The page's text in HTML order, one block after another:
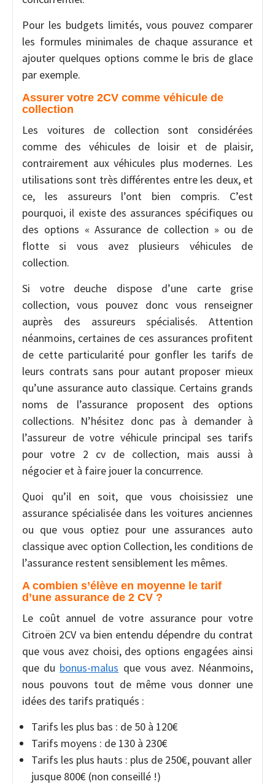
Pour les budgets limités, vous pouvez comparer
les formules minimales de chaque assurance et
ajouter quelques options comme le bris de glace
par exemple.
Assurer votre 2CV comme véhicule de
collection
Les voitures de collection sont considérées
comme des véhicules de loisir et de plaisir,
contrairement aux véhicules plus modernes. Les
utilisations sont très différentes entre les deux, et
ce, les assureurs l’ont bien compris. C’est
pourquoi, il existe des assurances spécifiques ou
des options « Assurance de collection » ou de
flotte si vous avez plusieurs véhicules de
collection.
Si votre deuche dispose d’une carte grise
collection, vous pouvez donc vous renseigner
auprès des assureurs spécialisés. Attention
néanmoins, certaines de ces assurances profitent
de cette particularité pour gonfler les tarifs de
leurs contrats sans pour autant proposer mieux
qu’une assurance auto classique. Certains grands
noms de l’assurance proposent des options
collections. N’hésitez donc pas à demander à
l’assureur de votre véhicule principal ses tarifs
pour votre 2 cv de collection, mais aussi à
négocier et à faire jouer la concurrence.
Quoi qu’il en soit, que vous choisissiez une
assurance spécialisée dans les voitures anciennes
ou que vous optiez pour une assurances auto
classique avec option Collection, les conditions de
l’assurance restent sensiblement les mêmes.
A combien s’élève en moyenne le tarif
d’une assurance de 2 CV ?
Le coût annuel de votre assurance pour votre
Citroën 2CV va bien entendu dépendre du contrat
que vous avez choisi, des options engagées ainsi
que du bonus-malus que vous avez. Néanmoins,
nous pouvons tout de même vous donner une
idées des tarifs pratiqués :
Tarifs les plus bas : de 50 à 120€
Tarifs moyens : de 130 à 230€
Tarifs les plus hauts : plus de 250€, pouvant aller
jusque 800€ (non conseillé !)